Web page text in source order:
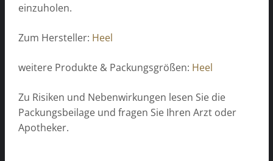
einzuholen.
Zum Hersteller: Heel
weitere Produkte & Packungsgrößen: Heel
Zu Risiken und Nebenwirkungen lesen Sie die
Packungsbeilage und fragen Sie Ihren Arzt oder
Apotheker.